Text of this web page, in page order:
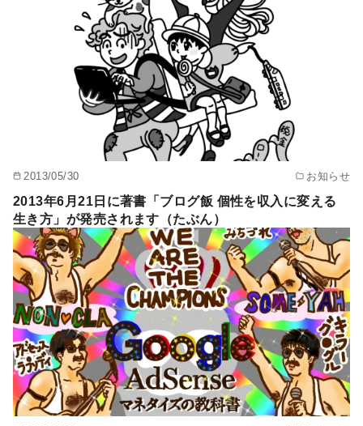
2013/05/30 お知らせ
2013年6月21日に著書「ブログ飯 個性を収入に変える
生き方」が発売されます（たぶん）